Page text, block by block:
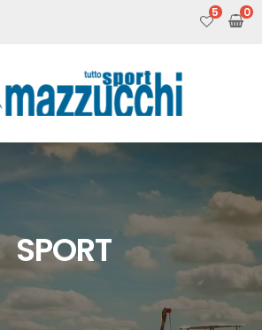
5
SPORT